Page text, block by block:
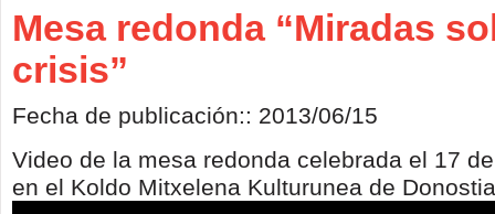
Mesa redonda “Miradas
crisis”
Fecha de publicación:: 2013/06/15
Video de la mesa redonda celebrada el 17
en el Koldo Mitxelena Kulturunea de Donostia